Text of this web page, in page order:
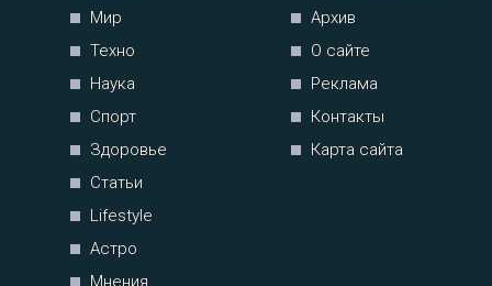
Мир
Техно
Наука
Спорт
Здоровье
Статьи
Lifestyle
Астро
Мнения
Архив
О сайте
Реклама
Контакты
Карта сайта